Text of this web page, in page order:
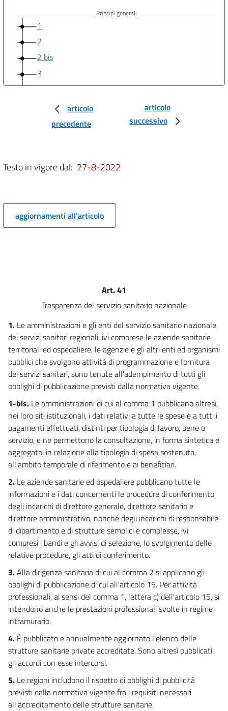
Principi generali
1
2
2 bis
3
4
((Capo I-bis
5 bis
Pubblicazione dei dati, delle informazioni e dei documenti))
6
9 bis
10
11
12
Capo II
Obblighi di pubblicazione concernenti l'organizzazione e l'attività
delle pubbliche amministrazioni
13
14
15
15 bis
15 ter
16
17
18
19
20
21
22
23
23 bis
24
25
26
27
28
articolo
precedente
articolo
successivo
Testo in vigore dal: 27-8-2022
aggiornamenti all'articolo
Art. 41
Trasparenza del servizio sanitario nazionale
1. Le amministrazioni e gli enti del servizio sanitario nazionale,
dei servizi sanitari regionali, ivi comprese le aziende sanitarie
territoriali ed ospedaliere, le agenzie e gli altri enti ed organismi
pubblici che svolgono attività di programmazione e fornitura
dei servizi sanitari, sono tenute all'adempimento di tutti gli
obblighi di pubblicazione previsti dalla normativa vigente.
1-bis. Le amministrazioni di cui al comma 1 pubblicano altresì,
nei loro siti istituzionali, i dati relativi a tutte le spese e a tutti i
pagamenti effettuati, distinti per tipologia di lavoro, bene o
servizio, e ne permettono la consultazione, in forma sintetica e
aggregata, in relazione alla tipologia di spesa sostenuta,
all'ambito temporale di riferimento e ai beneficiari.
2. Le aziende sanitarie ed ospedaliere pubblicano tutte le
informazioni e i dati concernenti le procedure di conferimento
degli incarichi di direttore generale, direttore sanitario e
direttore amministrativo, nonché degli incarichi di responsabile
di dipartimento e di strutture semplici e complesse, ivi
compresi i bandi e gli avvisi di selezione, lo svolgimento delle
relative procedure, gli atti di conferimento.
3.Alla dirigenza sanitaria di cui al comma 2 si applicano gli
obblighi di pubblicazione di cui all'articolo 15. Per attività
professionali, ai sensi del comma 1, lettera c) dell'articolo 15, si
intendono anche le prestazioni professionali svolte in regime
intramurario.
4. È pubblicato e annualmente aggiornato l'elenco delle
strutture sanitarie private accreditate. Sono altresì pubblicati
gli accordi con esse intercorsi.
5. Le regioni includono il rispetto di obblighi di pubblicità
previsti dalla normativa vigente fra i requisiti necessari
all'accreditamento delle strutture sanitarie.